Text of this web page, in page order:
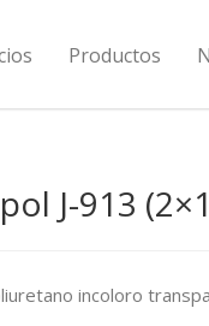
Productos
J-913
incoloro